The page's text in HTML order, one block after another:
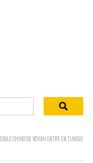
CHINOISE VOYAH ENTRE EN TUNISIE